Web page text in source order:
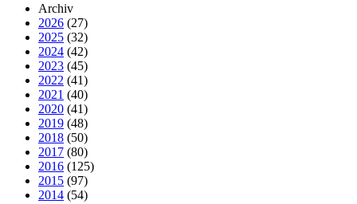
Archiv
2026 (27)
2025 (32)
2024 (42)
2023 (45)
2022 (41)
2021 (40)
2020 (41)
2019 (48)
2018 (50)
2017 (80)
2016 (125)
2015 (97)
2014 (54)